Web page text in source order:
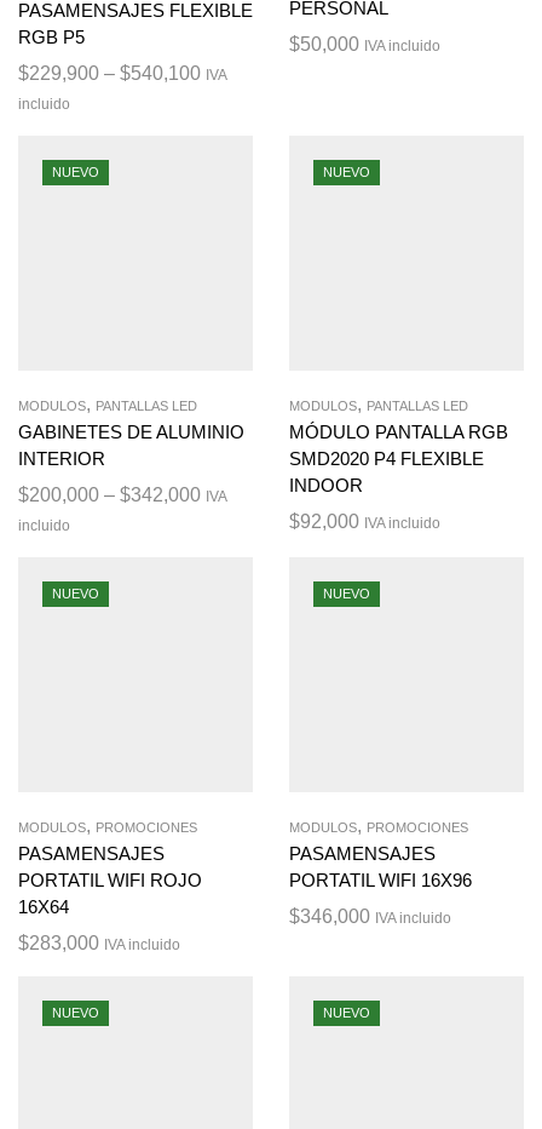
PASAMENSAJES FLEXIBLE
RGB P5
$229,900 – $540,100 IVA
incluido
PERSONAL
$50,000 IVA incluido
NUEVO
MODULOS, PANTALLAS LED
GABINETES DE ALUMINIO
INTERIOR
$200,000 – $342,000 IVA
incluido
NUEVO
MODULOS, PANTALLAS LED
MÓDULO PANTALLA RGB
SMD2020 P4 FLEXIBLE
INDOOR
$92,000 IVA incluido
NUEVO
MODULOS, PROMOCIONES
PASAMENSAJES
PORTATIL WIFI ROJO
16X64
$283,000 IVA incluido
NUEVO
MODULOS, PROMOCIONES
PASAMENSAJES
PORTATIL WIFI 16X96
$346,000 IVA incluido
NUEVO NUEVO